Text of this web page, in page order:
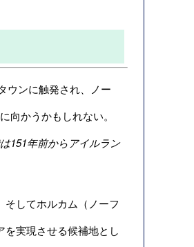
ウンに触発され、ノー
かうかもしれない。
151年前からアイルラン
してホルカム（ノーフ
実現させる候補地とし